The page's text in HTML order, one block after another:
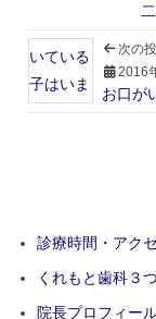
次の
2016
お口が
診療時間・アク
くれもと歯科３
院長プロフィー